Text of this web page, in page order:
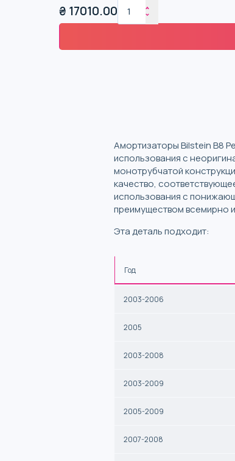
₴ 17010.00
Амортизаторы Bilstein B8
использования с
монотрубчатой
качество,
использования с
преимуществом всемирно
Эта деталь подходит:
Год
2003-2006
2005
2003-2008
2003-2009
2005-2009
2007-2008